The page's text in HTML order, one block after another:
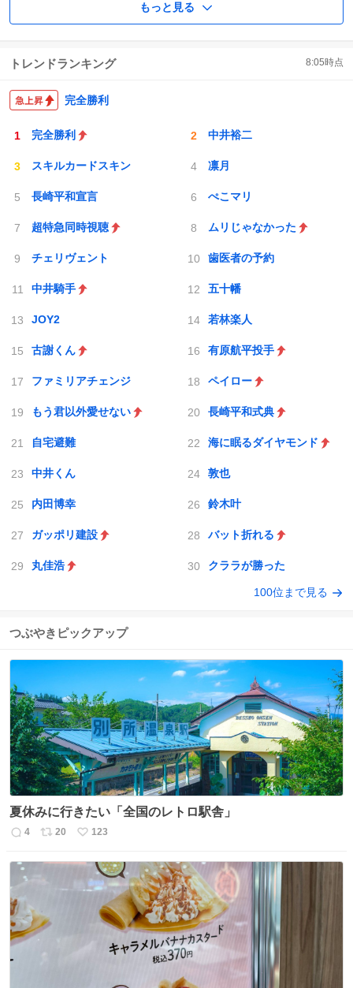
もっと見る
トレンドランキング 8:05時点
完全勝利
完全勝利 中井裕二
スキルカードスキン 凛月
長崎平和宣言 ぺこマリ
超特急同時視聴 ムリじゃなかった
チェリヴェント 歯医者の予約
中井騎手 五十幡
JOY2 若林楽人
古謝くん 有原航平投手
ファミリアチェンジ ペイロー
もう君以外愛せない 長崎平和式典
自宅避難 海に眠るダイヤモンド
中井くん 敦也
内田博幸 鈴木叶
ガッポリ建設 バット折れる
丸佳浩 クララが勝った
100位まで見る
つぶやきピックアップ
夏休みに行きたい「全国のレトロ駅舎」
返
4
リ
20
い
数
123